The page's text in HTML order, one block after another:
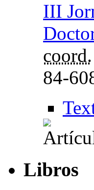
III
coord.
84-
Libros